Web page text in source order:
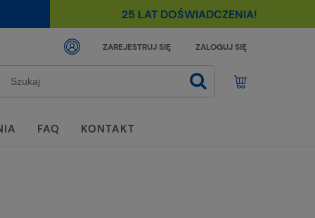
25 LAT DOŚWIADCZENIA!
ZAREJESTRUJ SIĘ ZALOGUJ SIĘ
FAQ KONTAKT